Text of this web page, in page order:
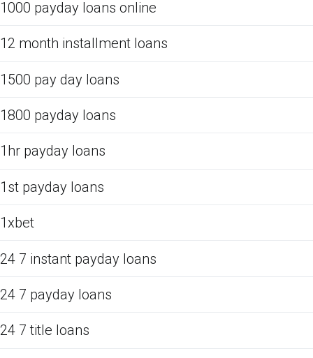
1000 payday loans online
12 month installment loans
1500 pay day loans
1800 payday loans
1hr payday loans
1st payday loans
1xbet
24 7 instant payday loans
24 7 payday loans
24 7 title loans